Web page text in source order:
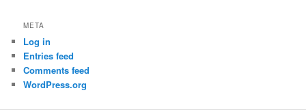
META
Log in
Entries feed
Comments feed
WordPress.org